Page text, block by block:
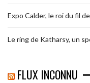
Expo Calder, le roi du fil
Le ring de Katharsy, un
FLUX INCONNU